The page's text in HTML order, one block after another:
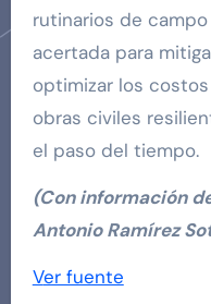
rutinarios de
acertada para
optimizar los
obras civiles
el paso del tiempo.
(Con información
Antonio Ramírez
Navegación
Ver fuente